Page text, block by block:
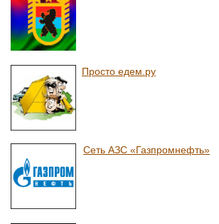
Просто едем.ру
Сеть АЗС «Газпромнефть»